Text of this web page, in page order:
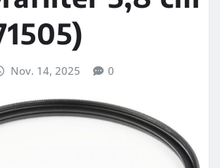
Nov. 14, 2025 0